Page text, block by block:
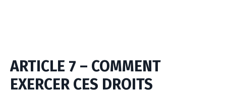
ARTICLE 7 – COMMENT
EXERCER CES DROITS